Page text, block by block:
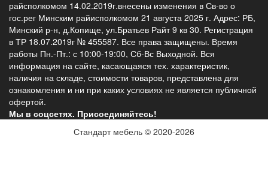
райсполкомом 14.02.2019г.внесены изменения в Св-во о
гос.рег Минским райисполкомом 21 августа 2025 г. Адрес: РБ,
Минский р-н, д.Копище, ул.Братьев Райт 9 кв 30. Регистрация
в ТР 18.07.2019г № 455587. Все права защищены. Время
работы Пн.-Пт.: с 10:00-19:00, Сб-Вс Выходной. Вся
информация на сайте, касающаяся тех. характеристик,
наличия на складе, стоимости товаров, представлена для
ознакомления и ни при каких условиях не является публичной
офертой.
Мы в соцсетях. Присоединяйтесь!
Стандарт мебель © 2020-2026